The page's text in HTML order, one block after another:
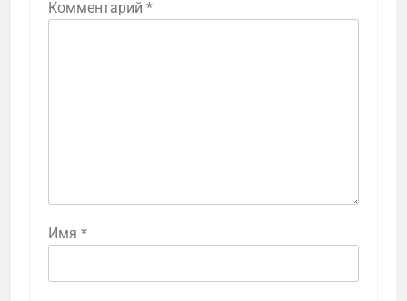
Комментарий *
Имя *